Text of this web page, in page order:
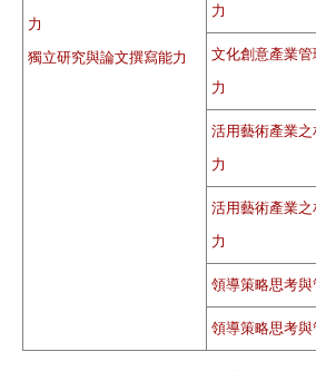
力
獨立研究與論文撰寫能力
力
文化創意產業
力
活用藝術產業
力
活用藝術產業
力
領導策略思考與
領導策略思考與